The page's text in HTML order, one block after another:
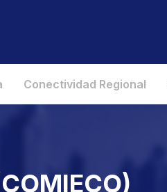
Conectividad Regional